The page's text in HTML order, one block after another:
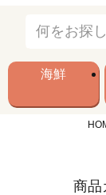
海鮮
商品